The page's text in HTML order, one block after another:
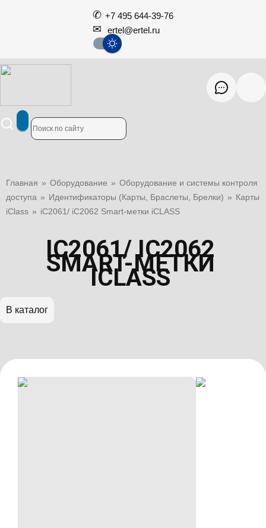
+7 495 644-39-76
ertel@ertel.ru
Главная » Оборудование » Оборудование и системы контроля
доступа » Идентификаторы (Карты, Браслеты, Брелки) » Карты
iClass » iC2061/ iC2062 Smart-метки iCLASS
IC2061/ IC2062
SMART-МЕТКИ
ICLASS
В каталог